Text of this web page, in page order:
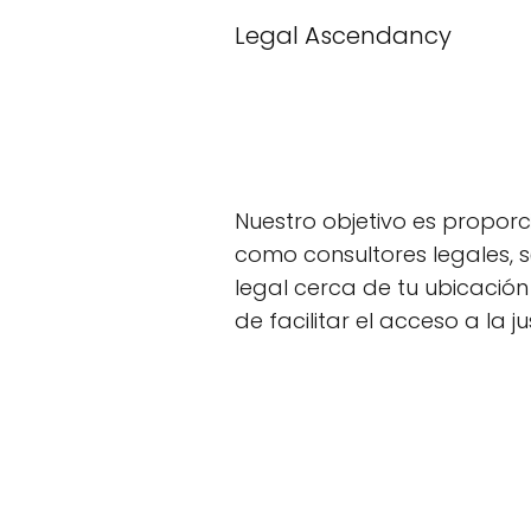
Legal Ascendancy
Nuestro objetivo es
como consultores legales,
legal cerca de tu
de facilitar el acceso a la